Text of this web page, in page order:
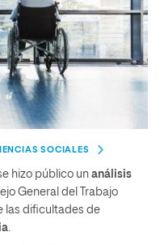
SOCIALES
hizo público un análisis
General del Trabajo
las dificultades de
.